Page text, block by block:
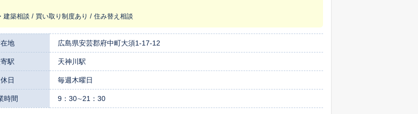
建築相談 / 買い取り制度あり / 住み替え相談
地 広島県安芸郡府中町大須1-17-12
駅 天神川駅
日 毎週木曜日
時間 9：30∼21：30